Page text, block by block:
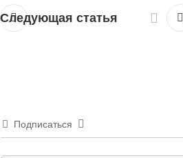
Следующая статья
Подписаться